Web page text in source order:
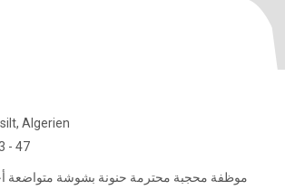
Algerien
- 47
موظفة محجبة محترمة حنونة بشوشة متواضعة أحب الحياة الرومنسية